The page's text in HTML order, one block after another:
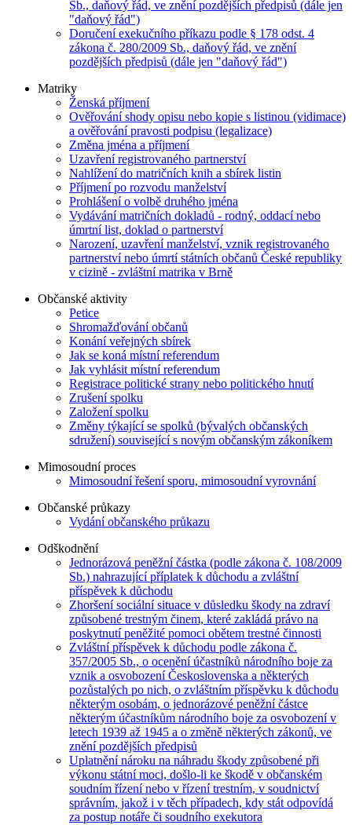
Sb., daňový řád, ve znění pozdějších předpisů (dále jen
"daňový řád")
Doručení exekučního příkazu podle § 178 odst. 4
zákona č. 280/2009 Sb., daňový řád, ve znění
pozdějších předpisů (dále jen "daňový řád")
Matriky
Ženská příjmení
Ověřování shody opisu nebo kopie s listinou (vidimace)
a ověřování pravosti podpisu (legalizace)
Změna jména a příjmení
Uzavření registrovaného partnerství
Nahlížení do matričních knih a sbírek listin
Příjmení po rozvodu manželství
Prohlášení o volbě druhého jména
Vydávání matričních dokladů - rodný, oddací nebo
úmrtní list, doklad o partnerství
Narození, uzavření manželství, vznik registrovaného
partnerství nebo úmrtí státních občanů České republiky
v cizině - zvláštní matrika v Brně
Občanské aktivity
Petice
Shromažďování občanů
Konání veřejných sbírek
Jak se koná místní referendum
Jak vyhlásit místní referendum
Registrace politické strany nebo politického hnutí
Zrušení spolku
Založení spolku
Změny týkající se spolků (bývalých občanských
sdružení) související s novým občanským zákoníkem
Mimosoudní proces
Mimosoudní řešení sporu, mimosoudní vyrovnání
Občanské průkazy
Vydání občanského průkazu
Odškodnění
Jednorázová peněžní částka (podle zákona č. 108/2009
Sb.) nahrazující příplatek k důchodu a zvláštní
příspěvek k důchodu
Zhoršení sociální situace v důsledku škody na zdraví
způsobené trestným činem, které zakládá právo na
poskytnutí peněžité pomoci obětem trestné činnosti
Zvláštní příspěvek k důchodu podle zákona č.
357/2005 Sb., o ocenění účastníků národního boje za
vznik a osvobození Československa a některých
pozůstalých po nich, o zvláštním příspěvku k důchodu
některým osobám, o jednorázové peněžní částce
některým účastníkům národního boje za osvobození v
letech 1939 až 1945 a o změně některých zákonů, ve
znění pozdějších předpisů
Uplatnění nároku na náhradu škody způsobené při
výkonu státní moci, došlo-li ke škodě v občanském
soudním řízení nebo v řízení trestním, v soudnictví
správním, jakož i v těch případech, kdy stát odpovídá
za postup notáře či soudního exekutora